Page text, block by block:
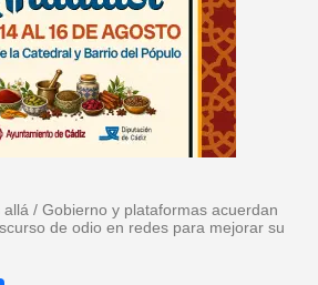
allá / Gobierno y plataformas acuerdan
de odio en redes para mejorar su